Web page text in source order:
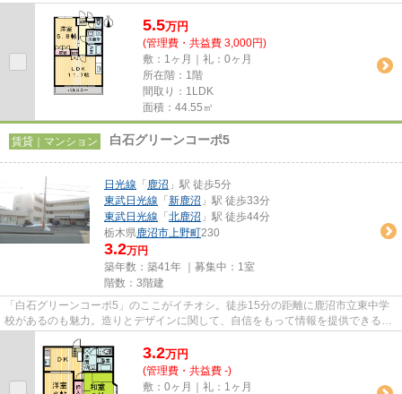
内ごみ置き場です。眺望良好で...
5.5万円
(管理費・共益費 3,000円)
敷：1ヶ月｜礼：0ヶ月
所在階：1階
間取り：1LDK
面積：44.55㎡
賃貸｜マンション 白石グリーンコーポ5
日光線 「 鹿沼 」駅 徒歩5分
東武日光線 「 新鹿沼 」駅 徒歩33分
東武日光線 「 北鹿沼 」駅 徒歩44分
栃木県鹿沼市上野町230
3.2万円
築年数：築41年 ｜募集中： 1室
階数：3階建
「白石グリーンコーポ5」のここがイチオシ。徒歩15分の距離に鹿沼市立東中学
校があるのも魅力。造りとデザインに関して、自信をもって情報を提供できるマ
ンションです。平坦な場所にあ...
3.2万円
(管理費・共益費 -)
敷：0ヶ月｜礼：1ヶ月